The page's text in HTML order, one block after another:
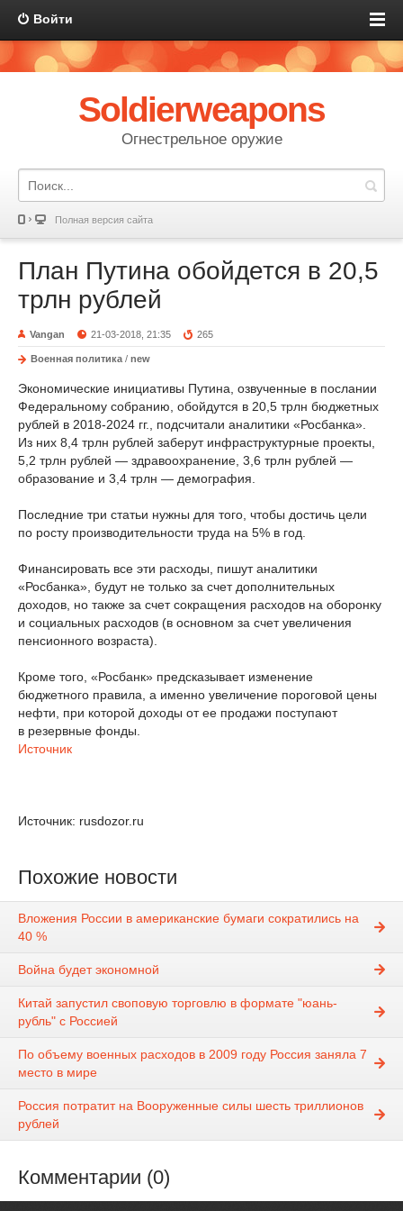
Войти
Soldierweapons
Огнестрельное оружие
Полная версия сайта
План Путина обойдется в 20,5
трлн рублей
Vangan 21-03-2018, 21:35 265
Военная политика / new
Экономические инициативы Путина, озвученные в послании
Федеральному собранию, обойдутся в 20,5 трлн бюджетных
рублей в 2018-2024 гг., подсчитали аналитики «Росбанка».
Из них 8,4 трлн рублей заберут инфраструктурные проекты,
5,2 трлн рублей — здравоохранение, 3,6 трлн рублей —
образование и 3,4 трлн — демография.
Последние три статьи нужны для того, чтобы достичь цели
по росту производительности труда на 5% в год.
Финансировать все эти расходы, пишут аналитики
«Росбанка», будут не только за счет дополнительных
доходов, но также за счет сокращения расходов на оборонку
и социальных расходов (в основном за счет увеличения
пенсионного возраста).
Кроме того, «Росбанк» предсказывает изменение
бюджетного правила, а именно увеличение пороговой цены
нефти, при которой доходы от ее продажи поступают
в резервные фонды.
Источник
Источник: rusdozor.ru
Похожие новости
Вложения России в американские бумаги сократились на
40 %
Война будет экономной
Китай запустил своповую торговлю в формате "юань-
рубль" с Россией
По объему военных расходов в 2009 году Россия заняла 7
место в мире
Россия потратит на Вооруженные силы шесть триллионов
рублей
Комментарии (0)